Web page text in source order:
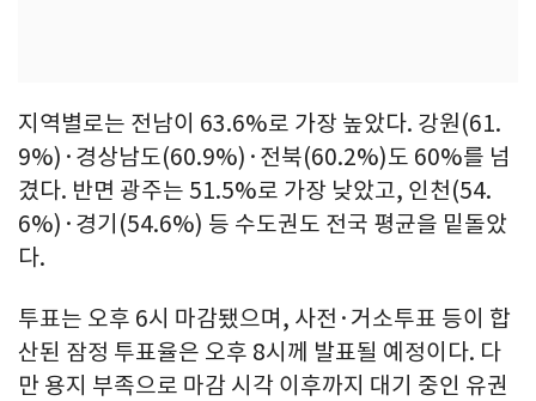
지역별로는 전남이 63.6%로 가장 높았다. 강원(61.
9%)·경상남도(60.9%)·전북(60.2%)도 60%를 넘
겼다. 반면 광주는 51.5%로 가장 낮았고, 인천(54.
6%)·경기(54.6%) 등 수도권도 전국 평균을 밑돌았
다.
투표는 오후 6시 마감됐으며, 사전·거소투표 등이 합
산된 잠정 투표율은 오후 8시께 발표될 예정이다. 다
만 용지 부족으로 마감 시각 이후까지 대기 중인 유권